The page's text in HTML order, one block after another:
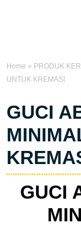
Home » PRODUK
UNTUK KREMASI
GUCI
GUCI